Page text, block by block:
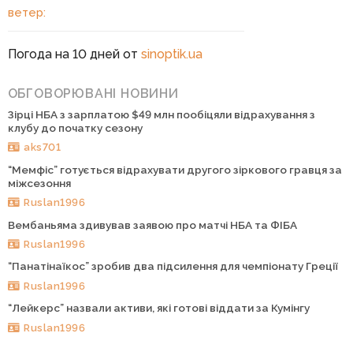
ветер:
Погода на 10 дней от sinoptik.ua
ОБГОВОРЮВАНІ НОВИНИ
Зірці НБА з зарплатою $49 млн пообіцяли відрахування з
клубу до початку сезону
aks701
“Мемфіс” готується відрахувати другого зіркового гравця за
міжсезоння
Ruslan1996
Вембаньяма здивував заявою про матчі НБА та ФІБА
Ruslan1996
“Панатінаїкос” зробив два підсилення для чемпіонату Греції
Ruslan1996
“Лейкерс” назвали активи, які готові віддати за Кумінгу
Ruslan1996